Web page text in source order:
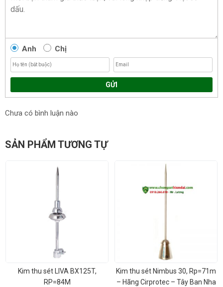
Anh Chị
GỬI
Chưa có bình luận nào
SẢN PHẨM TƯƠNG TỰ
Kim thu sét LIVA BX125T,
RP=84M
Kim thu sét Nimbus 30, Rp=71m
– Hãng Cirprotec – Tây Ban Nha